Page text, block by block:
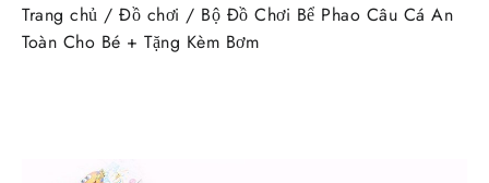
Trang chủ / Đồ chơi / Bộ Đồ Chơi Bể Phao Câu Cá An
Toàn Cho Bé + Tặng Kèm Bơm